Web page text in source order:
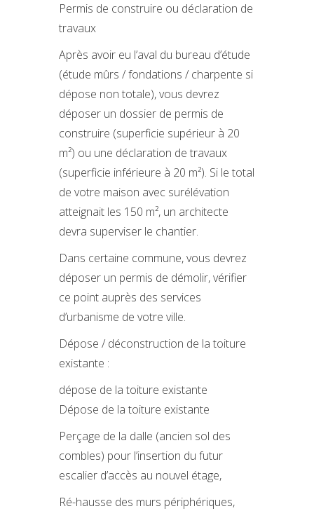
Permis de construire ou déclaration de
travaux
Après avoir eu l’aval du bureau d’étude
(étude mûrs / fondations / charpente si
dépose non totale), vous devrez
déposer un dossier de permis de
construire (superficie supérieur à 20
m²) ou une déclaration de travaux
(superficie inférieure à 20 m²). Si le total
de votre maison avec surélévation
atteignait les 150 m², un architecte
devra superviser le chantier.
Dans certaine commune, vous devrez
déposer un permis de démolir, vérifier
ce point auprès des services
d’urbanisme de votre ville.
Dépose / déconstruction de la toiture
existante :
dépose de la toiture existante
Dépose de la toiture existante
Perçage de la dalle (ancien sol des
combles) pour l’insertion du futur
escalier d’accès au nouvel étage,
Ré-hausse des murs périphériques,